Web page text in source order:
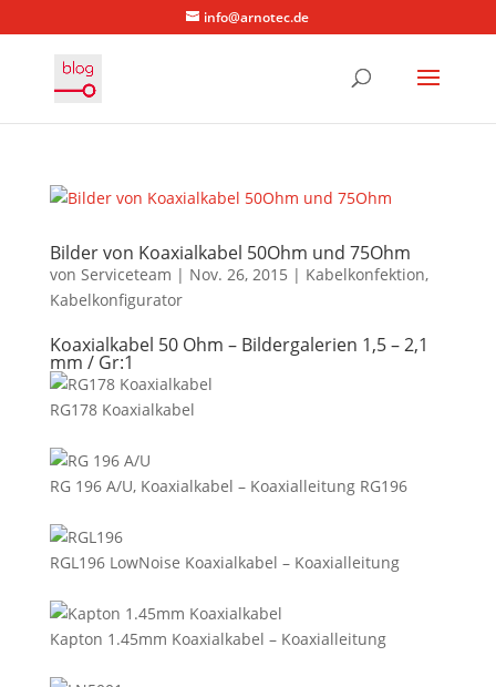
info@arnotec.de
Bilder von Koaxialkabel 50Ohm und 75Ohm
von Serviceteam | Nov. 26, 2015 | Kabelkonfektion,
Kabelkonfigurator
Koaxialkabel 50 Ohm – Bildergalerien 1,5 – 2,1
mm / Gr:1
RG178 Koaxialkabel
RG 196 A/U, Koaxialkabel – Koaxialleitung RG196
RGL196 LowNoise Koaxialkabel – Koaxialleitung
Kapton 1.45mm Koaxialkabel – Koaxialleitung